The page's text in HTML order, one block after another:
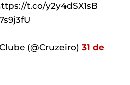
t.co/y2y4dSX1sB
(@Cruzeiro) 31 de